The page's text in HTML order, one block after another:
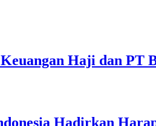
Keuangan Haji dan
Hadirkan